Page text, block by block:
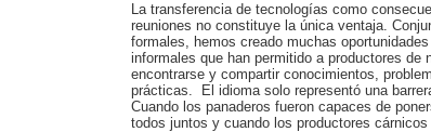
La transferencia de tecnologías como
reuniones no constituye la única ventaja.
formales, hemos creado muchas
informales que han permitido a productores de
encontrarse y compartir conocimientos,
prácticas. El idioma solo representó una
Cuando los panaderos fueron capaces de
todos juntos y cuando los productores